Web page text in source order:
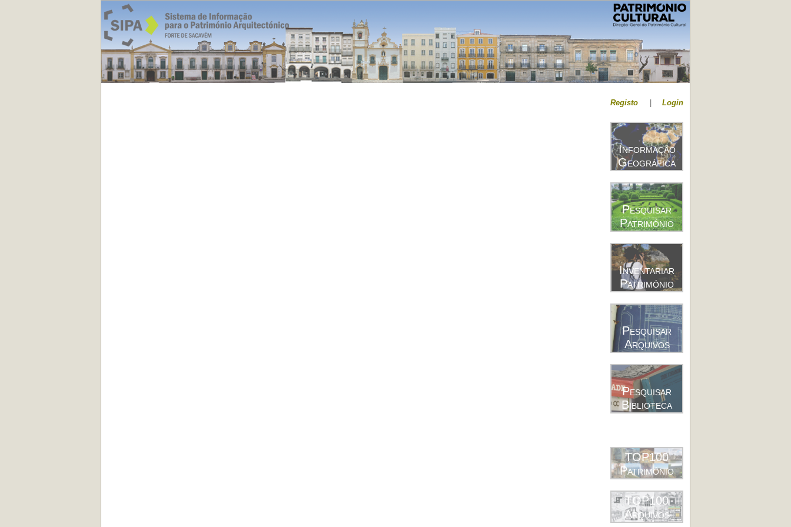
Registo Login
Informação
Geográfica
Pesquisar
Património
Inventariar
Património
Pesquisar
Arquivos
Pesquisar
Biblioteca
TOP100
Património
TOP100
Arquivos